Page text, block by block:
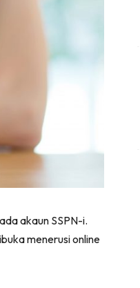
akaun SSPN-i.
menerusi online